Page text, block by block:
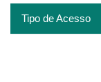
Tipo de Acesso